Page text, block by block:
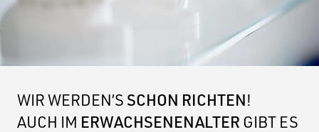
LEISTUNGEN
Heranwachsende
ÜBER UNS
WIR WERDEN’S SCHON RICHTEN!
AUCH IM ERWACHSENENALTER GIBT ES